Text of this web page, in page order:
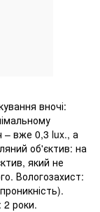
вночі:
– вже 0,3 lux., а
об'єктив: на
який не
Вологозахист:
2 роки.